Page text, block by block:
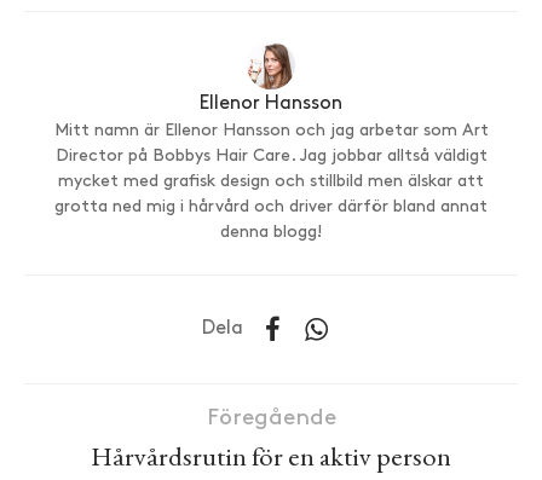
Ellenor Hansson
Mitt namn är Ellenor Hansson och jag arbetar som Art
Director på Bobbys Hair Care. Jag jobbar alltså väldigt
mycket med grafisk design och stillbild men älskar att
grotta ned mig i hårvård och driver därför bland annat
denna blogg!
Dela
Föregående
Hårvårdsrutin för en aktiv person